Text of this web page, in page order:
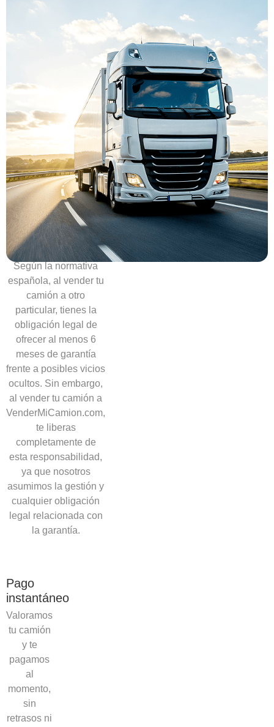
vida más fácil. Por eso,
además de ofrecerte la
mejor tasación,
obligaciones legales
de la venta. Descubre
nuestros beneficios
exclusivos y vende tu
camión con total
confianza.
Sin
necesidad
de
ofrecer
garantías
Según la normativa
española, al vender tu
camión a otro
particular, tienes la
obligación legal de
ofrecer al menos 6
meses de garantía
frente a posibles vicios
ocultos. Sin embargo,
al vender tu camión a
VenderMiCamion.com,
te liberas
completamente de
esta responsabilidad,
ya que nosotros
asumimos la gestión y
cualquier obligación
legal relacionada con
la garantía.
Pago
instantáneo
Valoramos
tu camión
y te
pagamos
al
momento,
sin
retrasos ni